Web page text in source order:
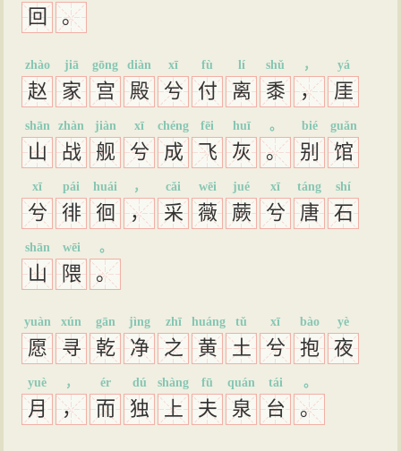
回 。
赵
zhào
家
jiā
宫
gōng
殿
diàn
兮
xī
付
fù
离
lí
黍
shǔ
，
，
厓
yá
山
shān
战
zhàn
舰
jiàn
兮
xī
成
chéng
飞
fēi
灰
huī
。
。
别
bié
馆
guǎn
兮
xī
徘
pái
徊
huái
，
，
采
cǎi
薇
wēi
蕨
jué
兮
xī
唐
táng
石
shí
山
shān
隈
wēi
。
。
愿
yuàn
寻
xún
乾
gān
净
jìng
之
zhī
黄
huáng
土
tǔ
兮
xī
抱
bào
夜
yè
月
yuè
，
，
而
ér
独
dú
上
shàng
夫
fū
泉
quán
台
tái
。
。